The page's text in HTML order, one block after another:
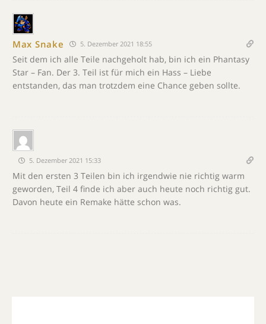
Max Snake 5. Dezember 2021 18:55
Seit dem ich alle Teile nachgeholt hab, bin ich ein Phantasy
Star – Fan. Der 3. Teil ist für mich ein Hass – Liebe
entstanden, das man trotzdem eine Chance geben sollte.
5. Dezember 2021 15:33
Mit den ersten 3 Teilen bin ich irgendwie nie richtig warm
geworden, Teil 4 finde ich aber auch heute noch richtig gut.
Davon heute ein Remake hätte schon was.